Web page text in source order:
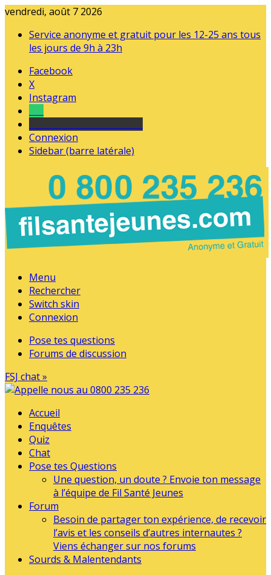
vendredi, août 7 2026
Service anonyme et gratuit pour les 12-25 ans tous
les jours de 9h à 23h
Facebook
X
Instagram
Connexion
Sidebar (barre latérale)
Menu
Rechercher
Switch skin
Connexion
Pose tes questions
Forums de discussion
FSJ chat »
Accueil
Enquêtes
Quiz
Chat
Pose tes Questions
Une question, un doute ? Envoie ton message
à l’équipe de Fil Santé Jeunes
Forum
Besoin de partager ton expérience, de recevoir
l’avis et les conseils d’autres internautes ?
Viens échanger sur nos forums
Sourds & Malentendants